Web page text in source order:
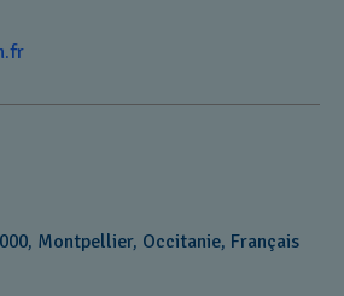
Montpellier, Occitanie, Français